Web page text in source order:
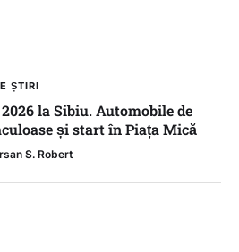
ȘTIRI
la Sibiu. Automobile de
și start în Piața Mică
S. Robert